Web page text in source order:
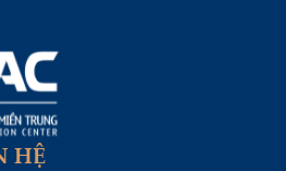
HỆ